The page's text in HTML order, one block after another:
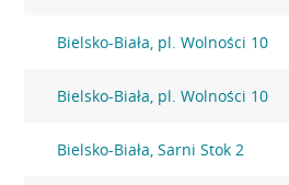
Bielsko-Biała, pl. Wolności 10
Bielsko-Biała, pl. Wolności 10
Bielsko-Biała, Sarni Stok 2